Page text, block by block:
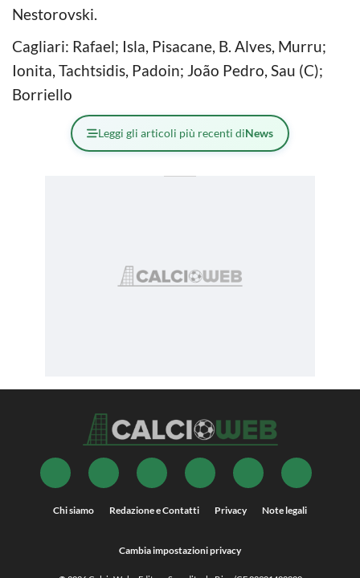
Nestorovski.
Cagliari: Rafael; Isla, Pisacane, B. Alves, Murru;
Ionita, Tachtsidis, Padoin; João Pedro, Sau (C);
Borriello
Leggi gli articoli più recenti diNews
Chi siamo Redazione e Contatti Privacy Note legali
Cambia impostazioni privacy